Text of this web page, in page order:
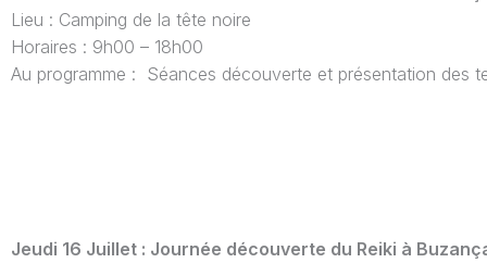
Lieu : Camping de la tête noire
Horaires : 9h00 – 18h00
Au programme : Séances découverte et présentation des
Jeudi 16 Juillet : Journée découverte du Reiki à